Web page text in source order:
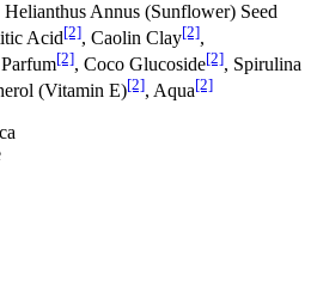
Annus (Sunflower) Seed
Acid[2], Caolin Clay[2],
[2], Coco Glucoside[2], Spirulina
(Vitamin E)[2], Aqua[2]